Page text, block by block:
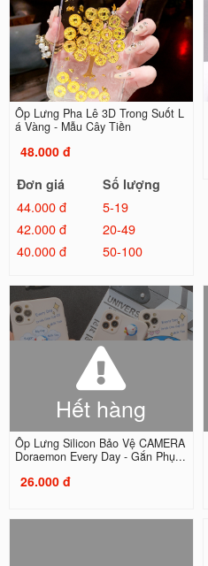
Ốp Lưng Pha Lê 3D Trong Suốt L
á Vàng - Mẫu Cây Tiền
48.000 đ
Đơn giá
Số lượng
44.000 đ
5-19
42.000 đ
20-49
40.000 đ
50-100
Hết hàng
Ốp Lưng Silicon Bảo Vệ CAMERA
Doraemon Every Day - Gắn Phụ...
26.000 đ